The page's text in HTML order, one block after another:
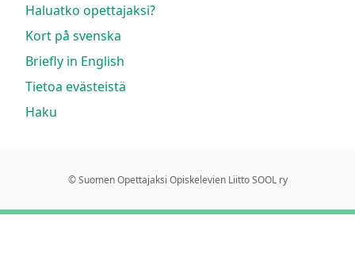
Haluatko opettajaksi?
Kort på svenska
Briefly in English
Tietoa evästeistä
Haku
© Suomen Opettajaksi Opiskelevien Liitto SOOL ry